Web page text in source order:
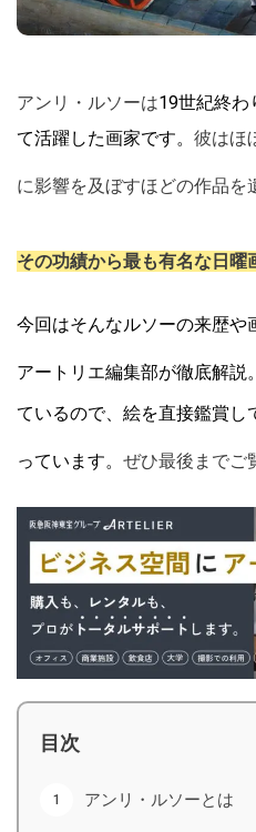
アンリ・ルソーは19世紀終わ
て活躍した画家です。 彼はほ
に影響を及ぼすほどの作品を
その功績から最も有名な日曜
今回はそんなルソーの来歴や
アートリエ編集部が徹底解説。
ているので、絵を直接鑑賞し
っています。 ぜひ最後までご
目次
アンリ・ルソーとは